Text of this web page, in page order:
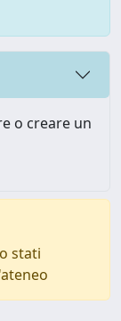
o creare un
stati